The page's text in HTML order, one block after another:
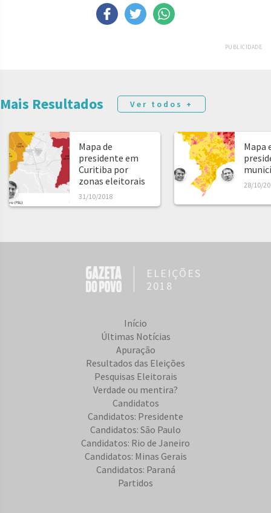
PUBLICIDADE
Mais Resultados Ver todos +
Mapa de
presidente em
Curitiba por
zonas eleitorais
31/10/2018
Mapa
28/10/
ELEIÇÕES
2018
Início
Últimas Notícias
Apuração
Resultados das Eleições
Pesquisas Eleitorais
Verdade ou mentira?
Candidatos
Candidatos: Presidente
Candidatos: São Paulo
Candidatos: Rio de Janeiro
Candidatos: Minas Gerais
Candidatos: Paraná
Partidos